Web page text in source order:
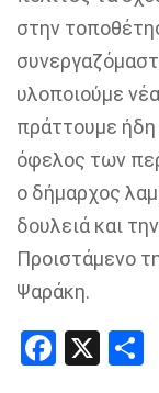
στην
υλοποιούμε
πράττουμε ήδη
όφελος των
ο δήμαρχος
δουλειά και
Προιστάμενο
Ψαράκη.
X